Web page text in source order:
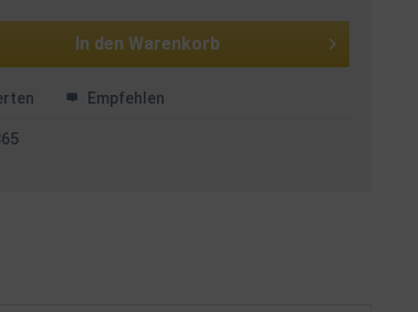
In den Warenkorb
Empfehlen